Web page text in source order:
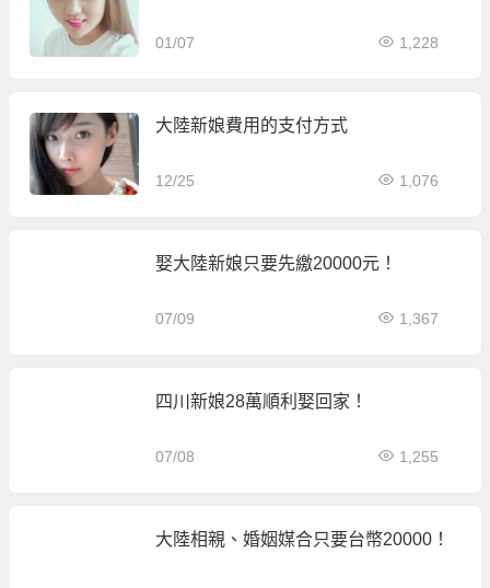
01/07 1,228
大陸新娘費用的支付方式
12/25 1,076
娶大陸新娘只要先繳20000元！
07/09 1,367
四川新娘28萬順利娶回家！
07/08 1,255
大陸相親、婚姻媒合只要台幣20000！